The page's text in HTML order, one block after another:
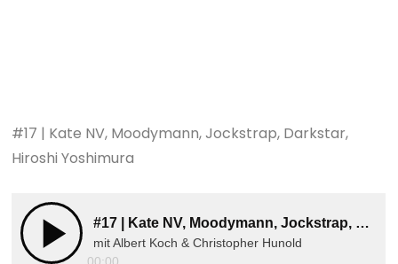
#17 | Kate NV, Moodymann, Jockstrap, Darkstar,
Hiroshi Yoshimura